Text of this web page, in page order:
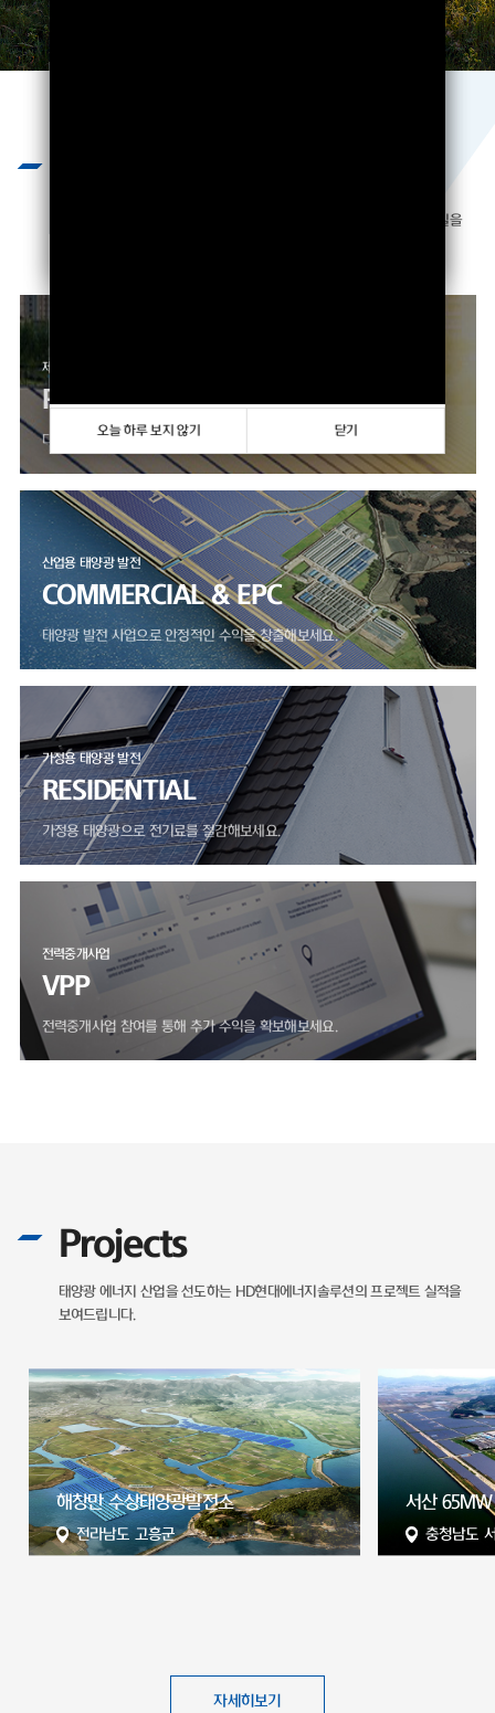
제품 테스트를 통하여 제품의 질을
제품 판매 사업
PRODUCTS
다양한 모듈, 인버터 제품을 만나보세요.
산업용 태양광 발전
COMMERCIAL & EPC
태양광 발전 사업으로 안정적인 수익을 창출해보세요.
가정용 태양광 발전
RESIDENTIAL
가정용 태양광으로 전기료를 절감해보세요.
전력중개사업
VPP
전력중개사업 참여를 통해 추가 수익을 확보해보세요.
Projects
태양광 에너지 산업을 선도하는 HD현대에너지솔루션의 프로젝트 실적을
보여드립니다.
자세히보기
서산 65MW 태양광 발전소
충청남도 서산시
현대자동차
울산광역
오늘 하루 보지 않기 닫기